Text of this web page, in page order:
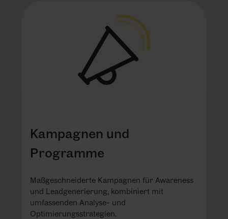
Kampagnen und
Programme
Maßgeschneiderte Kampagnen für Awareness
und Leadgenerierung, kombiniert mit
umfassenden Analyse- und
Optimierungsstrategien.